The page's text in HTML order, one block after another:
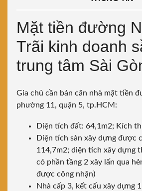
Mặt tiền đường
Trãi kinh doanh
trung tâm Sài
Gia chủ cần bán căn nhà mặt tiền
phường 11, quận 5, tp.HCM:
Diện tích đất: 64,1m2; Kích
Diện tích sàn xây dựng được
114,7m2; diện tích xây dựng
có phần tầng 2 xây lấn qua
được công nhận)
Nhà cấp 3, kết cấu xây dựng